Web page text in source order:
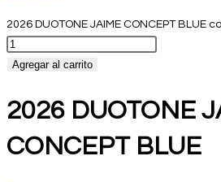
2026 DUOTONE JAIME CONCEPT BLUE
Agregar al carrito
2026 DUOTONE
CONCEPT BLUE